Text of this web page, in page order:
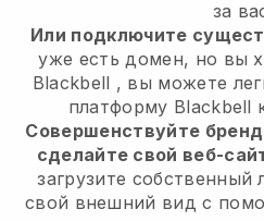
за
Или подключите
уже есть домен, но вы
Blackbell , вы можете
платформу Blackbell
Совершенствуйте
сделайте свой веб-
загрузите собственный
свой внешний вид с